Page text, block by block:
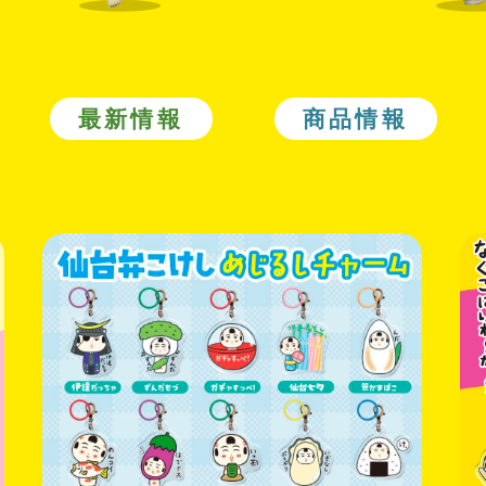
最新情報 商品情報